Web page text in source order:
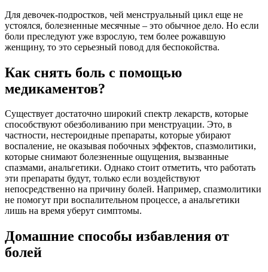
Для девочек-подростков, чей менструальный цикл еще не
устоялся, болезненные месячные – это обычное дело. Но если
боли преследуют уже взрослую, тем более рожавшую
женщину, то это серьезный повод для беспокойства.
Как снять боль с помощью
медикаментов?
Существует достаточно широкий спектр лекарств, которые
способствуют обезболиванию при менструации. Это, в
частности, нестероидные препараты, которые убирают
воспаление, не оказывая побочных эффектов, спазмолитики,
которые снимают болезненные ощущения, вызванные
спазмами, анальгетики. Однако стоит отметить, что работать
эти препараты будут, только если воздействуют
непосредственно на причину болей. Например, спазмолитики
не помогут при воспалительном процессе, а анальгетики
лишь на время уберут симптомы.
Домашние способы избавления от
болей